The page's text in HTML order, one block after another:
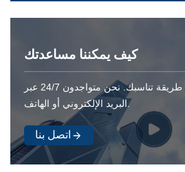
كيف يمكننا مساعدتك
يمكنك الاتصال بنا بأي طريقة تناسبك. نحن متواجدون 24/7 عبر
البريد الإلكتروني أو الهاتف.
اتصل بنا